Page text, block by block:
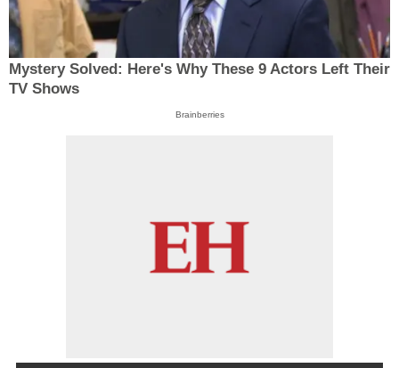
Mystery Solved: Here's Why These 9 Actors Left Their
TV Shows
Brainberries